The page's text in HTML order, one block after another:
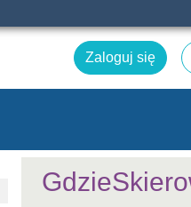
Zaloguj się